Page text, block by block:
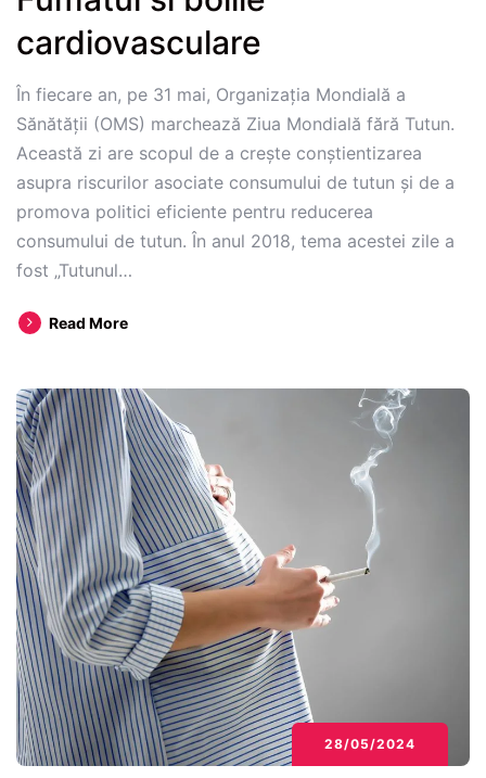
din
dependență
cardiovasculare
În fiecare an, pe 31 mai, Organizația Mondială a
Sănătății (OMS) marchează Ziua Mondială fără Tutun.
Această zi are scopul de a crește conștientizarea
asupra riscurilor asociate consumului de tutun și de a
promova politici eficiente pentru reducerea
consumului de tutun. În anul 2018, tema acestei zile a
fost „Tutunul…
Read More
28/05/2024